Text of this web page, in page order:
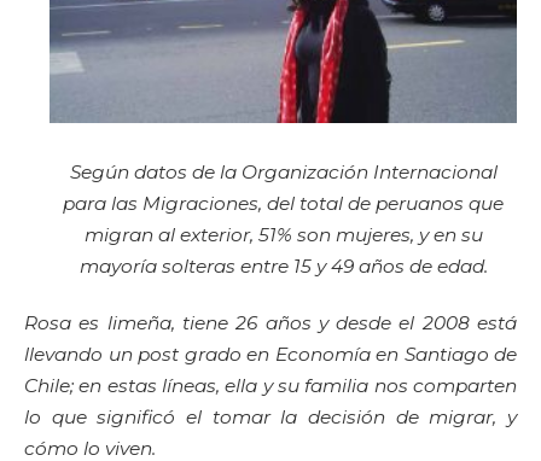
Según datos de la Organización Internacional
para las Migraciones, del total de peruanos que
migran al exterior, 51% son mujeres, y en su
mayoría solteras entre 15 y 49 años de edad.
Rosa es limeña, tiene 26 años y desde el 2008 está
llevando un post grado en Economía en Santiago de
Chile; en estas líneas, ella y su familia nos comparten
lo que significó el tomar la decisión de migrar, y
cómo lo viven.